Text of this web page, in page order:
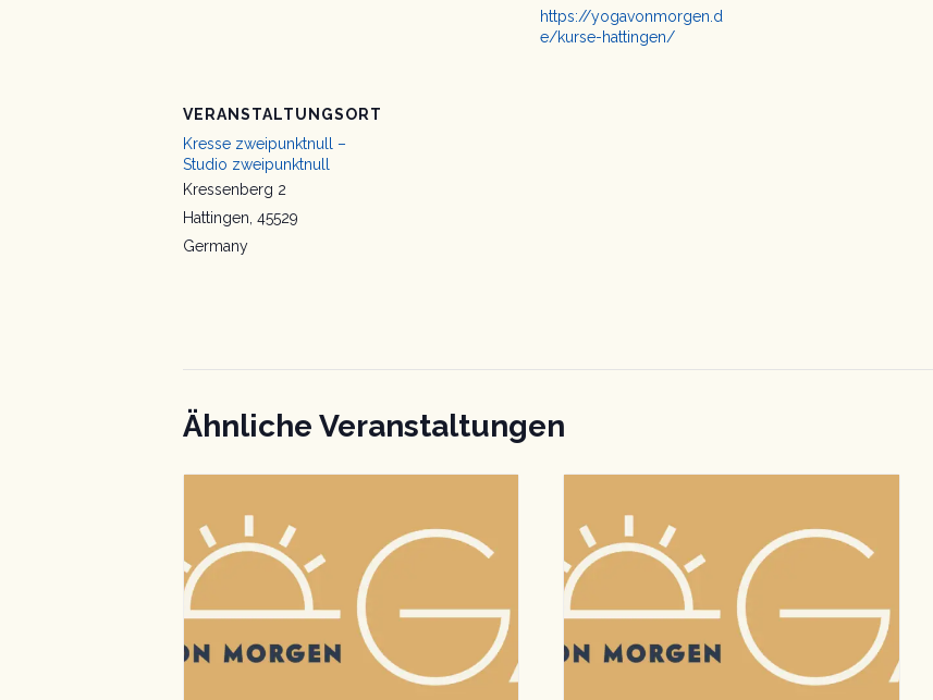
https://yogavonmorgen.d
e/kurse-hattingen/
VERANSTALTUNGSORT
Kresse zweipunktnull –
Studio zweipunktnull
Kressenberg 2
Hattingen 45529
Germany
Ähnliche Veranstaltungen